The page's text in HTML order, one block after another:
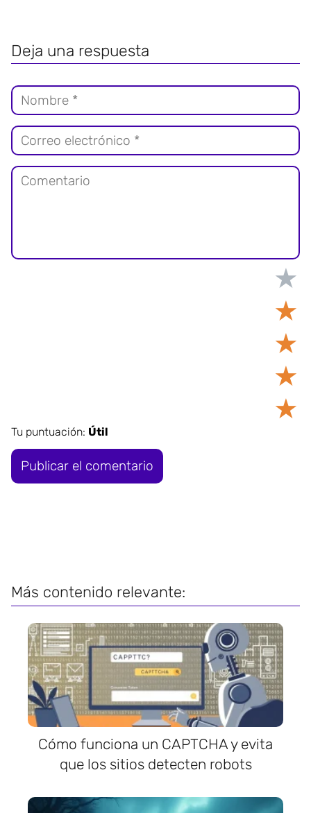
Deja una respuesta
★
★
★
★
★
Tu puntuación: Útil
Más contenido relevante:
Cómo funciona un CAPTCHA y evita
que los sitios detecten robots